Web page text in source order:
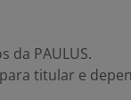
da PAULUS.
para titular e